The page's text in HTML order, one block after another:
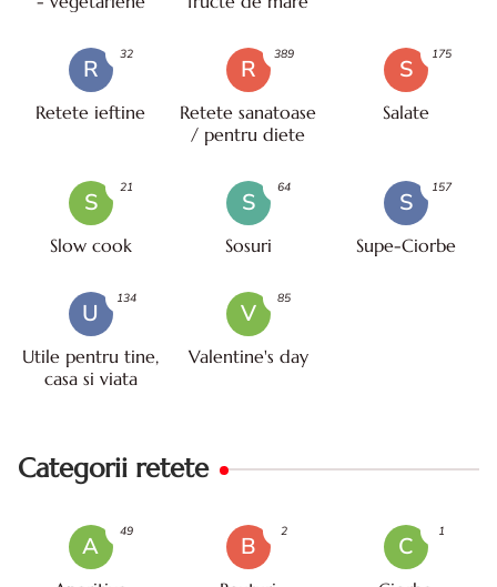
R
Retete ieftine
32
R
Retete sanatoase
/ pentru diete
389
S
Salate
175
S
Slow cook
21
S
Sosuri
64
S
Supe-Ciorbe
157
U
Utile pentru tine,
casa si viata
134
V
Valentine's day
85
Categorii retete
A
49
B
2
C
1